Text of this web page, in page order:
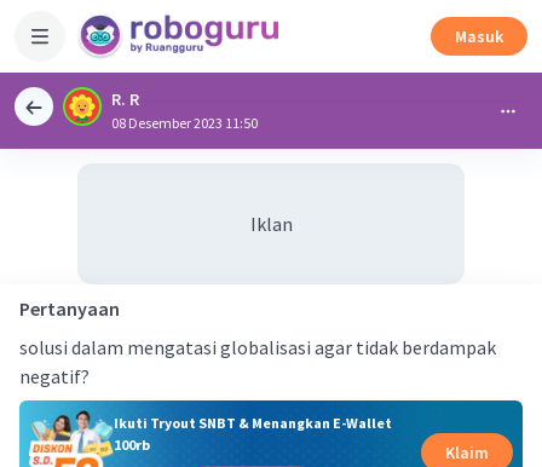
Masuk
R. R
08 Desember 2023 11:50
Iklan
Pertanyaan
solusi dalam mengatasi globalisasi agar tidak berdampak
negatif?
Ikuti Tryout SNBT & Menangkan E-Wallet
100rb
Klaim